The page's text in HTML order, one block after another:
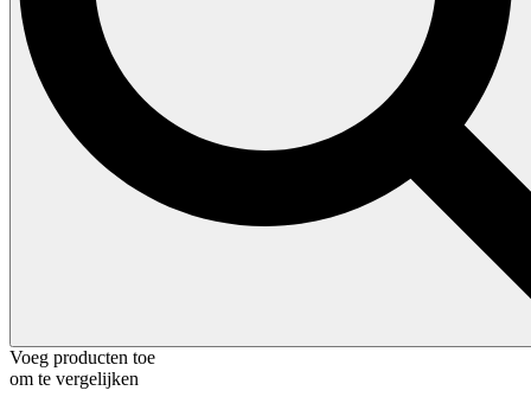
Voeg producten toe
om te vergelijken